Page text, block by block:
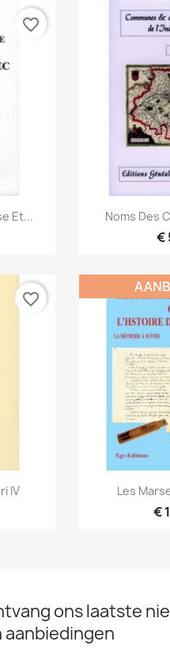
Et...
favorite_border

Noms Des
€
IV
favorite_border

Les
€
ons laatste
aanbiedingen